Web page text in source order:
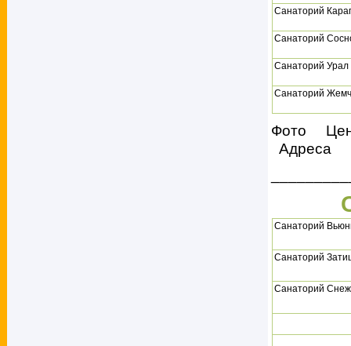
Санаторий
Санаторий
Санаторий Урал
Санаторий
Фото
Санаторий
Санаторий
Санаторий